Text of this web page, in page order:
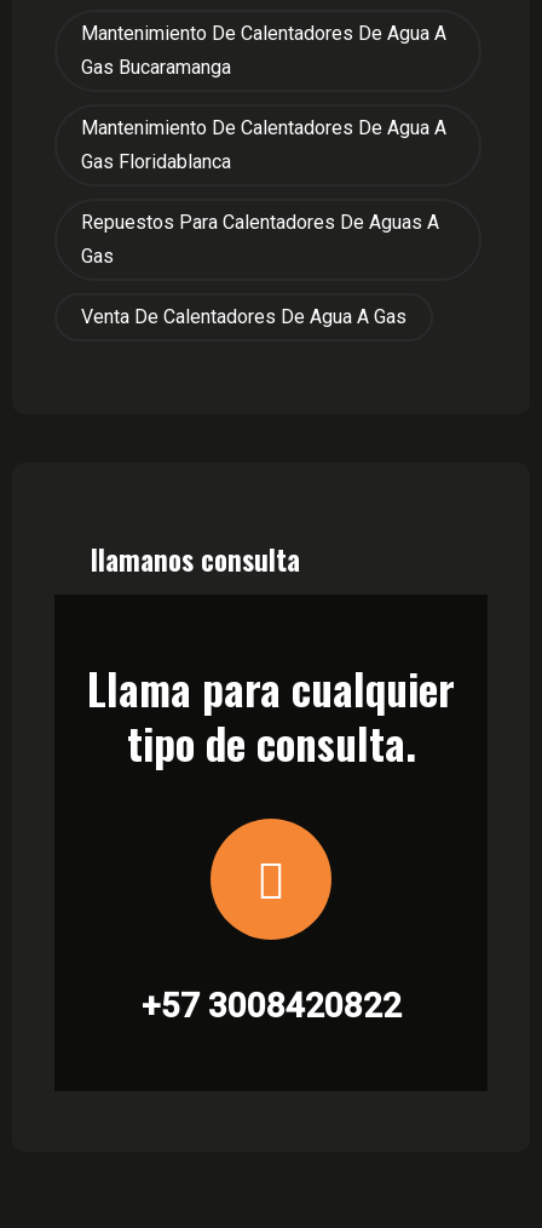
Mantenimiento De Calentadores De Agua A
Gas Bucaramanga
Mantenimiento De Calentadores De Agua A
Gas Floridablanca
Repuestos Para Calentadores De Aguas A
Gas
Venta De Calentadores De Agua A Gas
llamanos consulta
Llama para cualquier
tipo de consulta.
+57 3008420822